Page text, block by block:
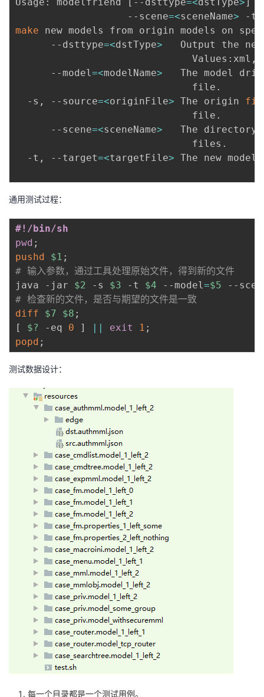
                   --scene
=<sceneName> -t
make new models from origin models on
      --dsttype
=<dstType>
Output the
Values:xml,
      --model
=<modelName>
The model
                              file.
  -s, --source
=<originFile> The origin
                              file.
      --scene
=<sceneName>
   The directory
                              files.
  -t, --target
=<targetFile> The new
通用测试过程：
#!/bin/sh
pwd ;
pushd
$1 ;
# 输入参数，通过工具处理原始文件，得到新的文件
java -jar $2 -s $3 -t $4 --model =$5 --
# 检查新的文件，是否与期望的文件是一致
diff
$7 $8 ;
[
$? -eq 0 ] || exit 1 ;
popd ;
测试数据设计：
每一个目录都是一个测试用例。